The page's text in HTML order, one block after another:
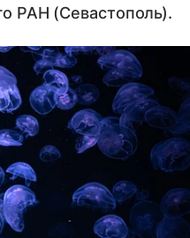
РАН (Севастополь).